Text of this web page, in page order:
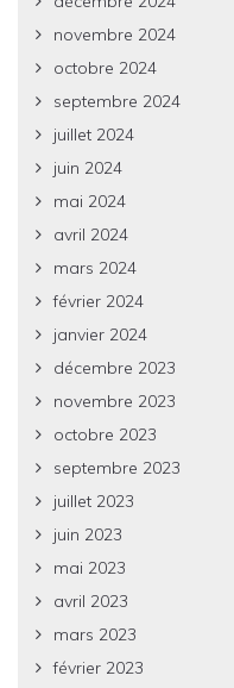
novembre 2024
octobre 2024
septembre 2024
juillet 2024
juin 2024
mai 2024
avril 2024
mars 2024
février 2024
janvier 2024
décembre 2023
novembre 2023
octobre 2023
septembre 2023
juillet 2023
juin 2023
mai 2023
avril 2023
mars 2023
février 2023